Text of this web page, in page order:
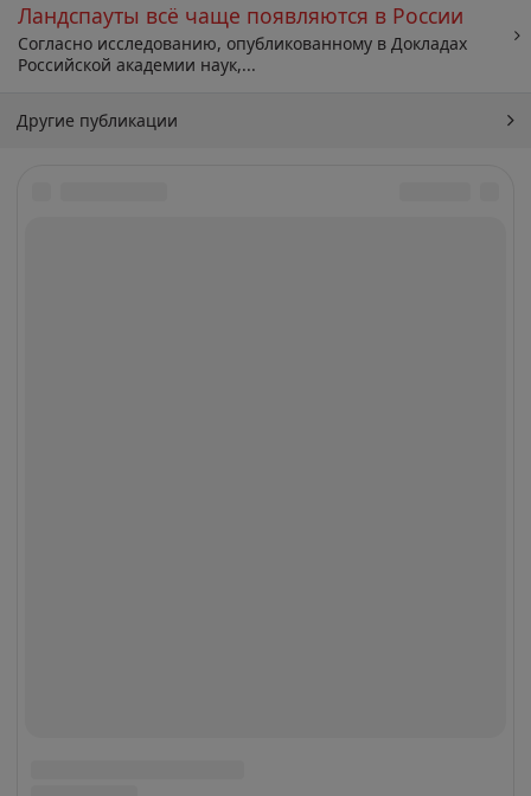
Ландспауты всё чаще появляются в России
Согласно исследованию, опубликованному в Докладах
Российской академии наук,...
Другие публикации